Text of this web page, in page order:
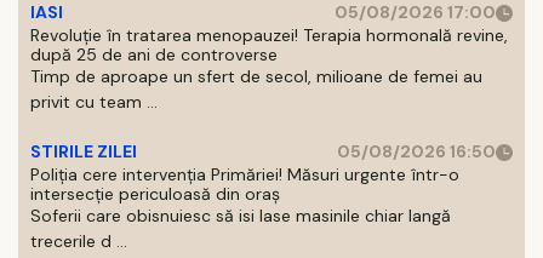
IASI
05/08/2026 17:00
Revoluție în tratarea menopauzei! Terapia hormonală revine,
după 25 de ani de controverse
Timp de aproape un sfert de secol, milioane de femei au
privit cu team ...
STIRILE ZILEI
05/08/2026 16:50
Poliția cere intervenția Primăriei! Măsuri urgente într-o
intersecție periculoasă din oraș
Soferii care obisnuiesc să isi lase masinile chiar langă
trecerile d ...